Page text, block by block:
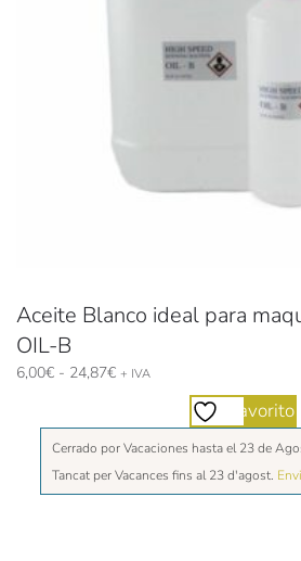
Aceite Blanco ideal para
OIL-B
6,00€ - 24,87€Rango
desde
hasta
+ IVA
Favorito
Cerrado por Vacaciones hasta el 23 de
Tancat per Vacances fins al 23 d'agost.